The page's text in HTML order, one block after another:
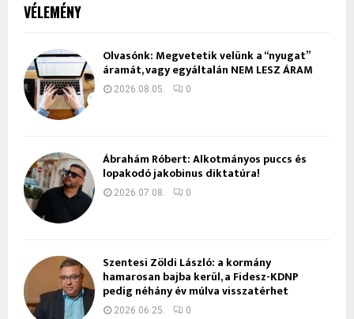
VÉLEMÉNY
Olvasónk: Megvetetik velünk a “nyugat”
áramát, vagy egyáltalán NEM LESZ ÁRAM
2026.08.05. 0
Ábrahám Róbert: Alkotmányos puccs és
lopakodó jakobinus diktatúra!
2026.07.08. 0
Szentesi Zöldi László: a kormány
hamarosan bajba kerül, a Fidesz-KDNP
pedig néhány év múlva visszatérhet
2026.06.25. 0